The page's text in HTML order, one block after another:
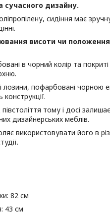
сучасного дизайну.
сидіння має
висоти чи
в чорний колір та
лозини, пофарбовані
тому і досі
дизайнерських меблів.
використовувати його в
82 см
43 см